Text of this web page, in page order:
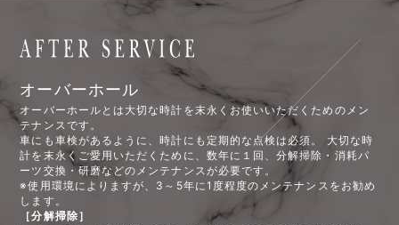
オーバーホール
オーバーホールとは大切な時計を末永くお使いいただくためのメン
テナンスです。
車にも車検があるように、時計にも定期的な点検は必須。 大切な時
計を末永くご愛用いただくために、数年に１回、分解掃除・消耗パ
ーツ交換・研磨などのメンテナンスが必要です。
※使用環境によりますが、3～5年に1度程度のメンテナンスをお勧め
します。
［分解掃除］